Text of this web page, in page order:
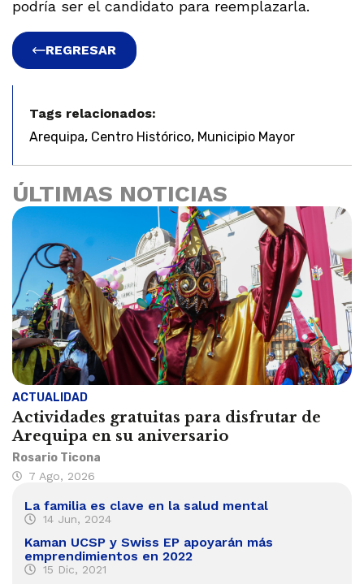
podría ser el candidato para reemplazarla.
REGRESAR
Tags relacionados:
Arequipa, Centro Histórico, Municipio Mayor
ÚLTIMAS NOTICIAS
ACTUALIDAD
Actividades gratuitas para disfrutar de
Arequipa en su aniversario
Rosario Ticona
7 Ago, 2026
La familia es clave en la salud mental
14 Jun, 2024
Kaman UCSP y Swiss EP apoyarán más
emprendimientos en 2022
15 Dic, 2021